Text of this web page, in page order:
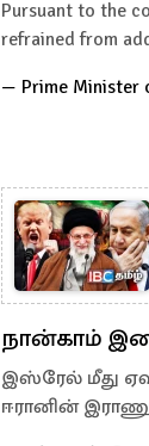
Pursuant to the
refrained from
— Prime Minister
நான்காம்
இஸ்ரேல் மீது
ஈரானின்